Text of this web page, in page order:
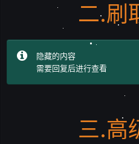
二.刷
隐藏的内容
需要回复后进行查看
三.高